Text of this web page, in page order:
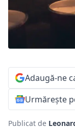
Adaugă-ne
Urmărește
Publicat de